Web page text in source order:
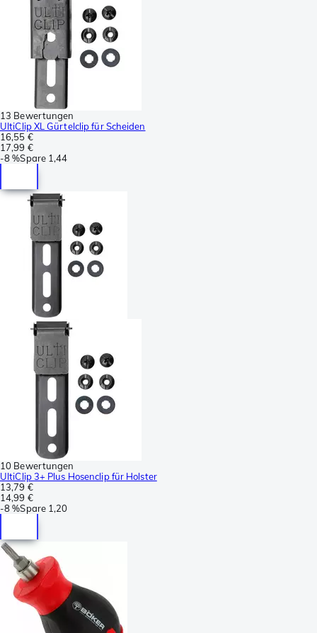
13 Bewertungen
UltiClip XL Gürtelclip für Scheiden
16,55 €
17,99 €
-8 %Spare 1,44
10 Bewertungen
UltiClip 3+ Plus Hosenclip für Holster
13,79 €
14,99 €
-8 %Spare 1,20